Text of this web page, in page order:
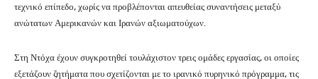
τεχνικό επίπεδο, χωρίς να προβλέπονται απευθείας συναντήσεις μεταξύ
ανώτατων Αμερικανών και Ιρανών αξιωματούχων.
Στη Ντόχα έχουν συγκροτηθεί τουλάχιστον τρεις ομάδες εργασίας, οι οποίες
εξετάζουν ζητήματα που σχετίζονται με το ιρανικό πυρηνικό πρόγραμμα, τις